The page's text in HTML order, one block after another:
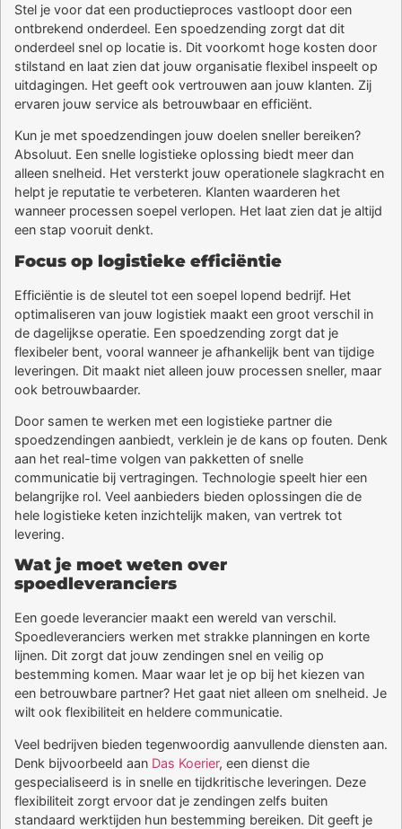
Stel je voor dat een productieproces vastloopt door een
ontbrekend onderdeel. Een spoedzending zorgt dat dit
onderdeel snel op locatie is. Dit voorkomt hoge kosten door
stilstand en laat zien dat jouw organisatie flexibel inspeelt op
uitdagingen. Het geeft ook vertrouwen aan jouw klanten. Zij
ervaren jouw service als betrouwbaar en efficiënt.
Kun je met spoedzendingen jouw doelen sneller bereiken?
Absoluut. Een snelle logistieke oplossing biedt meer dan
alleen snelheid. Het versterkt jouw operationele slagkracht en
helpt je reputatie te verbeteren. Klanten waarderen het
wanneer processen soepel verlopen. Het laat zien dat je altijd
een stap vooruit denkt.
Focus op logistieke efficiëntie
Efficiëntie is de sleutel tot een soepel lopend bedrijf. Het
optimaliseren van jouw logistiek maakt een groot verschil in
de dagelijkse operatie. Een spoedzending zorgt dat je
flexibeler bent, vooral wanneer je afhankelijk bent van tijdige
leveringen. Dit maakt niet alleen jouw processen sneller, maar
ook betrouwbaarder.
Door samen te werken met een logistieke partner die
spoedzendingen aanbiedt, verklein je de kans op fouten. Denk
aan het real-time volgen van pakketten of snelle
communicatie bij vertragingen. Technologie speelt hier een
belangrijke rol. Veel aanbieders bieden oplossingen die de
hele logistieke keten inzichtelijk maken, van vertrek tot
levering.
Wat je moet weten over
spoedleveranciers
Een goede leverancier maakt een wereld van verschil.
Spoedleveranciers werken met strakke planningen en korte
lijnen. Dit zorgt dat jouw zendingen snel en veilig op
bestemming komen. Maar waar let je op bij het kiezen van
een betrouwbare partner? Het gaat niet alleen om snelheid. Je
wilt ook flexibiliteit en heldere communicatie.
Veel bedrijven bieden tegenwoordig aanvullende diensten aan.
Denk bijvoorbeeld aan Das Koerier, een dienst die
gespecialiseerd is in snelle en tijdkritische leveringen. Deze
flexibiliteit zorgt ervoor dat je zendingen zelfs buiten
standaard werktijden hun bestemming bereiken. Dit geeft je